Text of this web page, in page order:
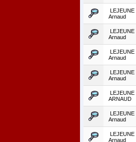
LEJEUNE
Arnaud
LEJEUNE
Arnaud
LEJEUNE
Arnaud
LEJEUNE
Arnaud
LEJEUNE
ARNAUD
LEJEUNE
Arnaud
LEJEUNE
Arnaud